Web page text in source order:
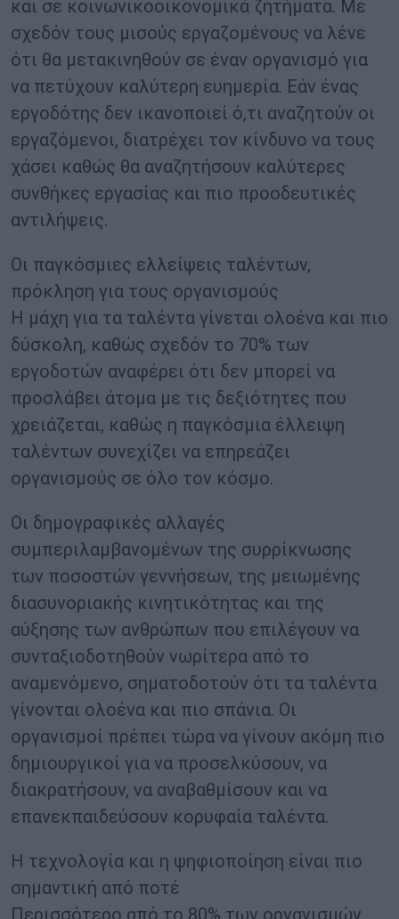
και σε κοινωνικοοικονομικά ζητήματα. Με
σχεδόν τους μισούς εργαζομένους να λένε
ότι θα μετακινηθούν σε έναν οργανισμό για
να πετύχουν καλύτερη ευημερία. Εάν ένας
εργοδότης δεν ικανοποιεί ό,τι αναζητούν οι
εργαζόμενοι, διατρέχει τον κίνδυνο να τους
χάσει καθώς θα αναζητήσουν καλύτερες
συνθήκες εργασίας και πιο προοδευτικές
αντιλήψεις.
Οι παγκόσμιες ελλείψεις ταλέντων,
πρόκληση για τους οργανισμούς
Η μάχη για τα ταλέντα γίνεται ολοένα και πιο
δύσκολη, καθώς σχεδόν το 70% των
εργοδοτών αναφέρει ότι δεν μπορεί να
προσλάβει άτομα με τις δεξιότητες που
χρειάζεται, καθώς η παγκόσμια έλλειψη
ταλέντων συνεχίζει να επηρεάζει
οργανισμούς σε όλο τον κόσμο.
Οι δημογραφικές αλλαγές
συμπεριλαμβανομένων της συρρίκνωσης
των ποσοστών γεννήσεων, της μειωμένης
διασυνοριακής κινητικότητας και της
αύξησης των ανθρώπων που επιλέγουν να
συνταξιοδοτηθούν νωρίτερα από το
αναμενόμενο, σηματοδοτούν ότι τα ταλέντα
γίνονται ολοένα και πιο σπάνια. Οι
οργανισμοί πρέπει τώρα να γίνουν ακόμη πιο
δημιουργικοί για να προσελκύσουν, να
διακρατήσουν, να αναβαθμίσουν και να
επανεκπαιδεύσουν κορυφαία ταλέντα.
Η τεχνολογία και η ψηφιοποίηση είναι πιο
σημαντική από ποτέ